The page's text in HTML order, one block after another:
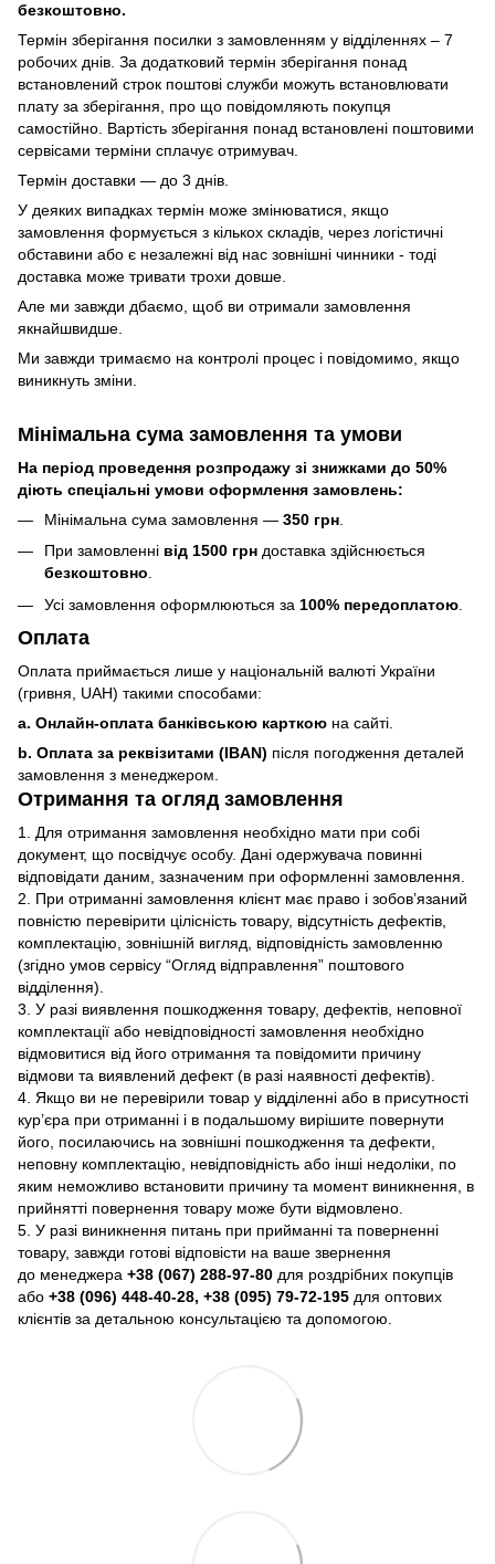
безкоштовно.
Термін зберігання посилки з замовленням у відділеннях – 7
робочих днів. За додатковий термін зберігання понад
встановлений строк поштові служби можуть встановлювати
плату за зберігання, про що повідомляють покупця
самостійно. Вартість зберігання понад вcтановлені поштовими
сервісами терміни сплачує отримувач.
Термін доставки — до 3 днів.
У деяких випадках термін може змінюватися, якщо
замовлення формується з кількох складів, через логістичні
обставини або є незалежні від нас зовнішні чинники - тоді
доставка може тривати трохи довше.
Але ми завжди дбаємо, щоб ви отримали замовлення
якнайшвидше.
Ми завжди тримаємо на контролі процес і повідомимо, якщо
виникнуть зміни.
Мінімальна сума замовлення та умови
На період проведення розпродажу зі знижками до 50%
діють спеціальні умови оформлення замовлень:
Мінімальна сума замовлення — 350 грн
При замовленні від 1500 грн доставка здійснюється
безкоштовно.
Усі замовлення оформлюються за 100% передоплатою
Оплата
Оплата приймається лише у національній валюті України
(гривня, UAH) такими способами:
a. Онлайн-оплата банківською карткою на сайті.
b. Оплата за реквізитами (IBAN) після погодження деталей
замовлення з менеджером.
Отримання та огляд замовлення
1. Для отримання замовлення необхідно мати при собі
документ, що посвідчує особу. Дані одержувача повинні
відповідати даним, зазначеним при оформленні замовлення.
2. При отриманні замовлення клієнт має право і зобов’язаний
повністю перевірити цілісність товару, відсутність дефектів,
комплектацію, зовнішній вигляд, відповідність замовленню
(згідно умов сервісу “Огляд відправлення” поштового
відділення).
3. У разі виявлення пошкодження товару, дефектів, неповної
комплектації або невідповідності замовлення необхідно
відмовитися від його отримання та повідомити причину
відмови та виявлений дефект (в разі наявності дефектів).
4. Якщо ви не перевірили товар у відділенні або в присутності
кур’єра при отриманні і в подальшому вирішите повернути
його, посилаючись на зовнішні пошкодження та дефекти,
неповну комплектацію, невідповідність або інші недоліки, по
яким неможливо встановити причину та момент виникнення, в
прийнятті повернення товару може бути відмовлено.
5. У разі виникнення питань при прийманні та поверненні
товару, завжди готові відповісти на ваше звернення
до менеджера +38 (067) 288-97-80 для роздрібних покупців
або +38 (096) 448-40-28, +38 (095) 79-72-195 для оптових
клієнтів за детальною консультацією та допомогою.